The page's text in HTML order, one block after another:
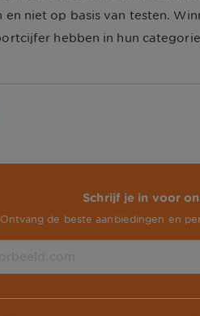
niet op basis van testen.
hebben in hun
Schrijf je in voor
Ontvang de beste aanbiedingen en